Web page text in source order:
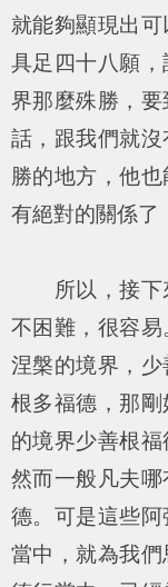
就能夠顯現出可
具足四十八願
界那麼殊勝，
話，跟我們就
勝的地方，他
有絕對的關係了
所以，接下
不困難，很容易
涅槃的境界，
根多福德，那
的境界少善根福
然而一般凡夫
德。可是這些
當中，就為我